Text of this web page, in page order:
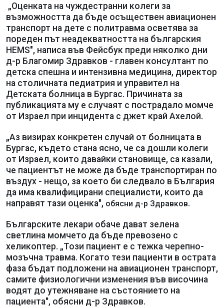
„Оценката на чуждестранни колеги за
възможността да бъде осъществен авиационен
транспорт на дете с политравма осветява за
пореден път неадекватността на българския
HEMS", написа във Фейсбук преди няколко дни
д-р Благомир Здравков - главен консултант по
детска спешна и интензивна медицина, директор
на столичната педиатрия и управител на
Детската болница в Бургас. Причината за
публикацията му е случаят с пострадало момче
от Израел при инцидента с джет край Ахелой.
„Аз визирах конкретен случай от болницата в
Бургас, където стана ясно, че са дошли колеги
от Израел, които давайки становище, са казали,
че пациентът не може да бъде транспортиран по
въздух - нещо, за което би следвало в България
да има квалифицирани специалисти, които да
направят тази оценка", обясни д-р Здравков.
Българските лекари обаче дават зелена
светлина момчето да бъде превозено с
хеликоптер. „Този пациент е с тежка черепно-
мозъчна травма. Когато тези пациенти в острата
фаза бъдат подложени на авиационен транспорт,
самите физиологични изменения във височина
водят до утежняване на състоянието на
пациента", обясни д-р Здравков.